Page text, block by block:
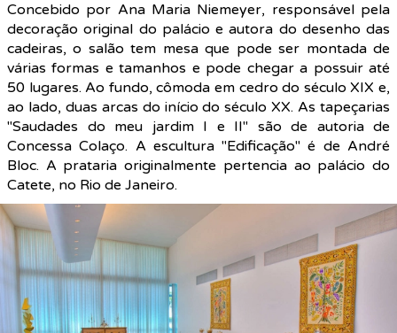
Concebido por Ana Maria Niemeyer, responsável pela
decoração original do palácio e autora do desenho das
cadeiras, o salão tem mesa que pode ser montada de
várias formas e tamanhos e pode chegar a possuir até
50 lugares. Ao fundo, cômoda em cedro do século XIX e,
ao lado, duas arcas do início do século XX. As tapeçarias
"Saudades do meu jardim I e II" são de autoria de
Concessa Colaço. A escultura "Edificação" é de André
Bloc. A prataria originalmente pertencia ao palácio do
Catete, no Rio de Janeiro.